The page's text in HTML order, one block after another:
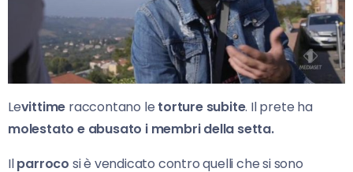
Levittime raccontano le torture subite. Il prete ha
molestato e abusato i membri della setta.
Ilparroco si è vendicato contro quelli che si sono